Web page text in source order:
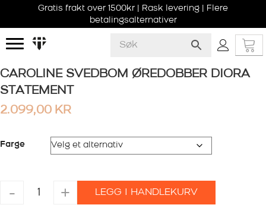
Gratis frakt over 1500kr | Rask levering | Flere
betalingsalternativer
CAROLINE SVEDBOM ØREDOBBER DIORA
STATEMENT
2.099,00 KR
Farge
-
CAROLINE
SVEDBOM+ LEGG I HANDLEKURV